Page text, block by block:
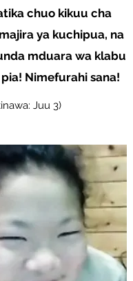
chuo kikuu cha
ya kuchipua, na
mduara wa klabu
Nimefurahi sana!
Juu 3)